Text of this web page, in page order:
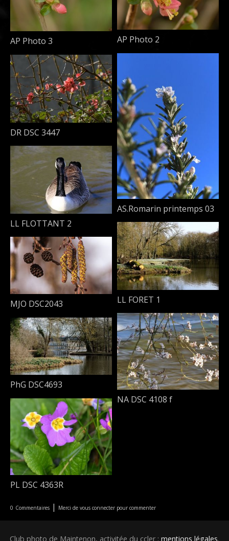
AP Photo 2
AP Photo 3
AS.Romarin printemps 03
DR DSC 3447
LL FLOTTANT 2
LL FORET 1
MJO DSC2043
NA DSC 4108 f
PhG DSC4693
PL DSC 4363R
0 Commentaires | Merci de vous connecter pour commenter
Club photo de Maintenon, activitée du ccler : mentions légales.